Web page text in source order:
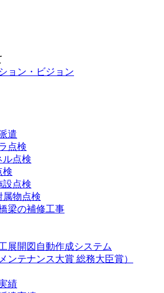
ョン・ビジョン
遣
点検
ル点検
検
設点検
属物点検
梁の補修工事
展開図自動作成システム
ンテナンス大賞 総務大臣賞）
績